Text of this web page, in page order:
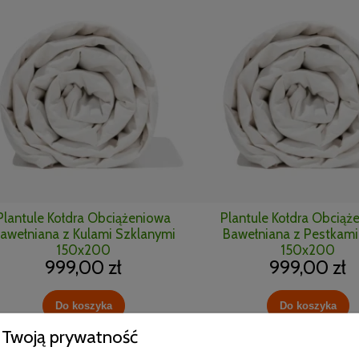
Kołdra Obciążeniowa
z Kulami Szklanymi
150x200
999,00 zł
Do koszyka
Plantule Kołdra
Bawełniana z
150x200
999,00 zł
Do koszyka
prywatność